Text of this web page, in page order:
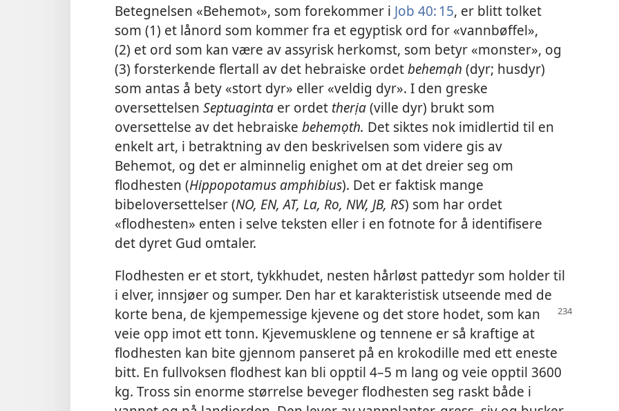
Betegnelsen «Behemot», som forekommer i Job 40: 15, er blitt tolket
som (1) et lånord som kommer fra et egyptisk ord for «vannbøffel»,
(2) et ord som kan være av assyrisk herkomst, som betyr «monster», og
(3) forsterkende flertall av det hebraiske ordetbehemạh (dyr; husdyr)
som antas å bety «stort dyr» eller «veldig dyr». I den greske
oversettelsen Septuaginta er ordet therịa(ville dyr) brukt som
oversettelse av det hebraiske behemọth. Det siktes nok imidlertid til en
enkelt art, i betraktning av den beskrivelsen som videre gis av
Behemot, og det er alminnelig enighet om at det dreier seg om
flodhesten (Hippopotamus amphibius). Det er faktisk mange
bibeloversettelser (NO, EN, AT, La, Ro, NW, JB, RS) som har ordet
«flodhesten» enten i selve teksten eller i en fotnote for å identifisere
det dyret Gud omtaler.
Flodhesten er et stort, tykkhudet, nesten hårløst pattedyr som holder til
i elver, innsjøer og sumper. Den har et karakteristisk utseende med de
korte bena, de kjempemessige kjevene og det store hodet, som kan
veie opp imot ett tonn. Kjevemusklene og tennene er så kraftige at
flodhesten kan bite gjennom panseret på en krokodille med ett eneste
bitt. En fullvoksen flodhest kan bli opptil 4–5 m lang og veie opptil 3600
kg. Tross sin enorme størrelse beveger flodhesten seg raskt både i